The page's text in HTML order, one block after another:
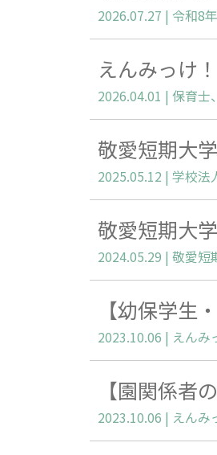
えんみっけ
敬愛短期大
敬愛短期大
【幼保学生
【園関係者